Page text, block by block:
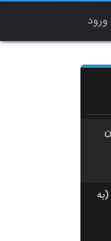
ورود